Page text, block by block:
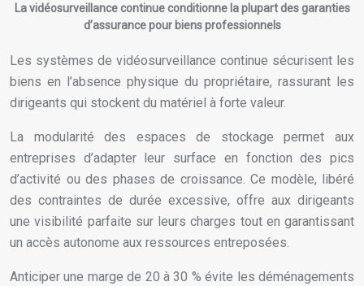
La vidéosurveillance continue conditionne la plupart des garanties
d’assurance pour biens professionnels
Les systèmes de vidéosurveillance continue sécurisent les
biens en l’absence physique du propriétaire, rassurant les
dirigeants qui stockent du matériel à forte valeur.
La modularité des espaces de stockage permet aux
entreprises d’adapter leur surface en fonction des pics
d’activité ou des phases de croissance. Ce modèle, libéré
des contraintes de durée excessive, offre aux dirigeants
une visibilité parfaite sur leurs charges tout en garantissant
un accès autonome aux ressources entreposées.
Anticiper une marge de 20 à 30 % évite les déménagements